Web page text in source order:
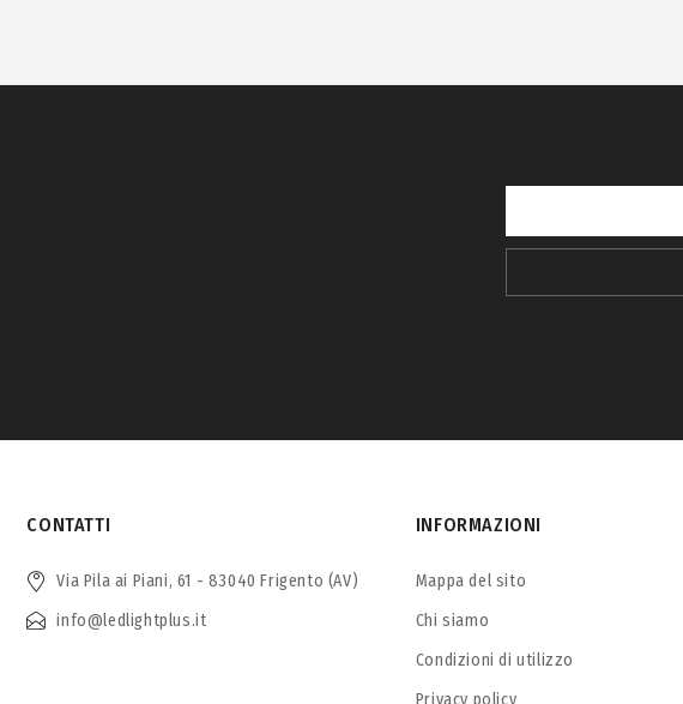
CONTATTI
Via Pila ai Piani, 61 - 83040 Frigento (AV)
info@ledlightplus.it
INFORMAZIONI
Mappa del sito
Chi siamo
Condizioni di utilizzo
Privacy policy